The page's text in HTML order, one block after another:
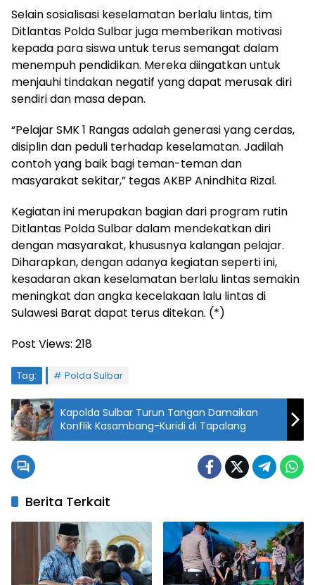
Selain sosialisasi keselamatan berlalu lintas, tim
Ditlantas Polda Sulbar juga memberikan motivasi
kepada para siswa untuk terus semangat dalam
menempuh pendidikan. Mereka diingatkan untuk
menjauhi tindakan negatif yang dapat merusak diri
sendiri dan masa depan.
“Pelajar SMK 1 Rangas adalah generasi yang cerdas,
disiplin dan peduli terhadap keselamatan. Jadilah
contoh yang baik bagi teman-teman dan
masyarakat sekitar,” tegas AKBP Anindhita Rizal.
Kegiatan ini merupakan bagian dari program rutin
Ditlantas Polda Sulbar dalam mendekatkan diri
dengan masyarakat, khususnya kalangan pelajar.
Diharapkan, dengan adanya kegiatan seperti ini,
kesadaran akan keselamatan berlalu lintas semakin
meningkat dan angka kecelakaan lalu lintas di
Sulawesi Barat dapat terus ditekan. (*)
Post Views: 218
Tag: Polda Sulbar
Kapolda Sulbar Turun Tangan Damaikan
Berita Terkait